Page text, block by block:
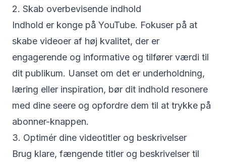
2. Skab overbevisende indhold
Indhold er konge på YouTube. Fokuser på at
skabe videoer af høj kvalitet, der er
engagerende og informative og tilfører værdi til
dit publikum. Uanset om det er underholdning,
læring eller inspiration, bør dit indhold resonere
med dine seere og opfordre dem til at trykke på
abonner-knappen.
3. Optimér dine videotitler og beskrivelser
Brug klare, fængende titler og beskrivelser til